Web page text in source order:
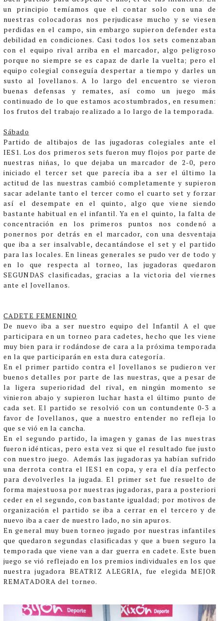
un principio temíamos que el contar solo con una de
nuestras colocadoras nos perjudicase mucho y se viesen
perdidas en el campo, sin embargo supieron defender esta
debilidad en condiciones. Casi todos los sets comenzaban
con el equipo rival arriba en el marcador, algo peligroso
porque no siempre se es capaz de darle la vuelta; pero el
equipo colegial conseguía despertar a tiempo y darles un
susto al Jovellanos. A lo largo del encuentro se vieron
buenas defensas y remates, así como un juego más
continuado de lo que estamos acostumbrados, en resumen:
los frutos del trabajo realizado a lo largo de la temporada.
Sábado
Partido de altibajos de las jugadoras colegiales ante el
IES1. Los dos primeros sets fueron muy flojos por parte de
nuestras niñas, lo que dejaba un marcador de 2-0, pero
iniciado el tercer set que parecía iba a ser el último la
actitud de las nuestras cambió completamente y supieron
sacar adelante tanto el tercer como el cuarto set y forzar
así el desempate en el quinto, algo que viene siendo
bastante habitual en el infantil. Ya en el quinto, la falta de
concentración en los primeros puntos nos condenó a
ponernos por detrás en el marcador, con una desventaja
que iba a ser insalvable, decantándose el set y el partido
para las locales. En lineas generales se pudo ver de todo y
en lo que respecta al torneo, las jugadoras quedaron
SEGUNDAS clasificadas, gracias a la victoria del viernes
ante el Jovellanos.
CADETE FEMENINO
De nuevo iba a ser nuestro equipo del Infantil A el que
participara en un torneo para cadetes, hecho que les viene
muy bien para ir rodándose de cara a la próxima temporada
en la que participarán en esta dura categoría.
En el primer partido contra el Jovellanos se pudieron ver
buenos detalles por parte de las nuestras, que a pesar de
la ligera superioridad del rival, en ningún momento se
vinieron abajo y supieron luchar hasta el último punto de
cada set. El partido se resolvió con un contundente 0-3 a
favor de Jovellanos, que a nuestro entender no refleja lo
que se vió en la cancha.
En el segundo partido, la imagen y ganas de las nuestras
fueron idénticas, pero esta vez si que el resultado fue justo
con nuestro juego. Además las jugadoras ya habían sufrido
una derrota contra el IES1 en copa, y era el día perfecto
para devolverles la jugada. El primer set fue resuelto de
forma majestuosa por nuestras jugadoras, para a posteriori
ceder en el segundo, con bastante igualdad; por motivos de
organización el partido se iba a cerrar en el tercero y de
nuevo iba a caer de nuestro lado, no sin apuros.
En general muy buen torneo jugado por nuestras infantiles
que quedaron segundas clasificadas y que a buen seguro la
temporada que viene van a dar guerra en cadete. Este buen
juego se vió reflejado en los premios individuales en los que
nuestra jugadora BEATRIZ ALEGRIA, fue elegida MEJOR
REMATADORA del torneo.